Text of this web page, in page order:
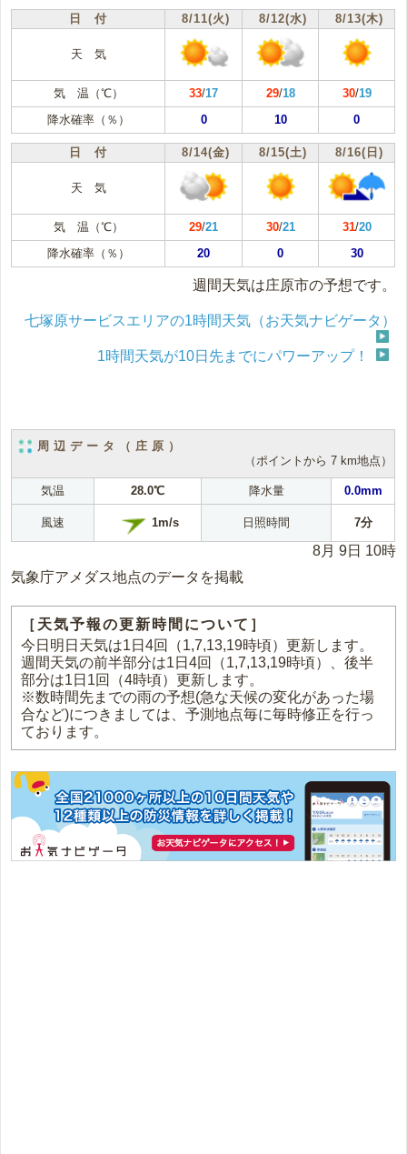
日 付 8/11(火) 8/12(水) 8/13(木)
天 気
気 温（℃） 33/17 29/18 30/19
降水確率（％）
0 10 0
日 付 8/14(金) 8/15(土) 8/16(日)
天 気
気 温（℃） 29/21 30/21 31/20
降水確率（％）
20 0 30
週間天気は庄原市の予想です。
七塚原サービスエリアの1時間天気（お天気ナビゲータ）
1時間天気が10日先までにパワーアップ！
周辺データ（庄原）
（ポイントから 7 km地点）
気温 28.0℃ 降水量 0.0mm
風速 1m/s 日照時間 7分
8月 9日 10時
気象庁アメダス地点のデータを掲載
［天気予報の更新時間について］
今日明日天気は1日4回（1,7,13,19時頃）更新します。
週間天気の前半部分は1日4回（1,7,13,19時頃）、後半
部分は1日1回（4時頃）更新します。
※数時間先までの雨の予想(急な天候の変化があった場
合など)につきましては、予測地点毎に毎時修正を行っ
ております。